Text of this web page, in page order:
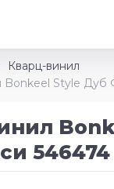
Кварц-винил
Bonkeel Style Дуб
546474